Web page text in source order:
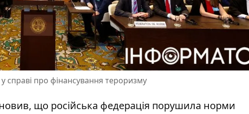
про фінансування тероризму
що російська федерація порушила норми